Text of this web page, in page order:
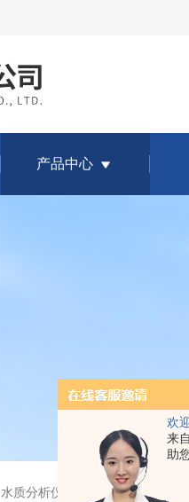
欢
来
助
产品中心
质分析仪，气体分析报警器，